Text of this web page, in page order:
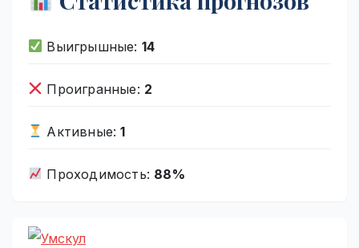
Выигрышные: 14
Проигранные: 2
Активные:1
Проходимость: 88%